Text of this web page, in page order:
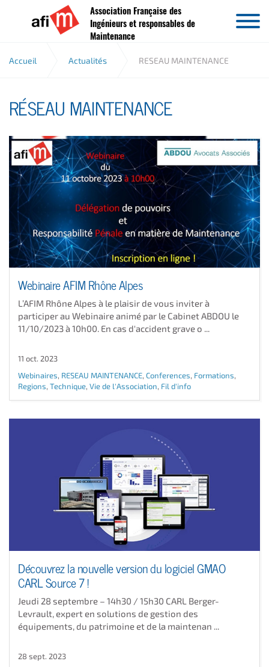
Aller au contenu
Association Française des
Ingénieurs et responsables de
Maintenance
Accueil Actualités RESEAU MAINTENANCE
RÉSEAU MAINTENANCE
Webinaire AFIM Rhône Alpes
L’AFIM Rhône Alpes à le plaisir de vous inviter à
participer au Webinaire animé par le Cabinet ABDOU le
11/10/2023 à 10h00. En cas d'accident grave o ...
11 oct. 2023
Webinaires, RESEAU MAINTENANCE, Conferences, Formations,
Regions, Technique, Vie de l'Association, Fil d'info
Découvrez la nouvelle version du logiciel GMAO
CARL Source 7 !
Jeudi 28 septembre – 14h30 / 15h30 CARL Berger-
Levrault, expert en solutions de gestion des
équipements, du patrimoine et de la maintenan ...
28 sept. 2023